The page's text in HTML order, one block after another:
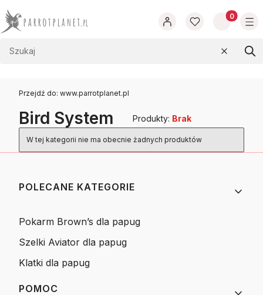
Produkty
Wyczyść
Przejdź do: www.parrotplanet.pl
Bird System Produkty: Brak
Lista produktów
W tej kategorii nie ma obecnie żadnych produktów
Linki w stopce
POLECANE KATEGORIE
Pokarm Brown’s dla papug
Szelki Aviator dla papug
Klatki dla papug
POMOC